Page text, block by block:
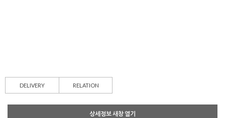
DELIVERY RELATION
상세정보 새창 열기